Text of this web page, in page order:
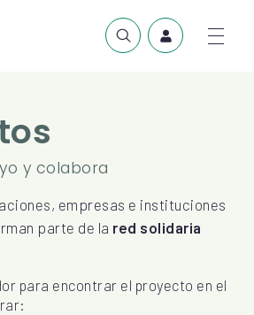
y colabora
empresas e instituciones
parte de la red solidaria
para encontrar el proyecto en el